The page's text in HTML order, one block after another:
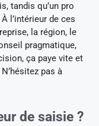
tandis qu’un pro
l’intérieur de ces
la région, le
pragmatique,
ça paye vite et
pas à
de saisie ?